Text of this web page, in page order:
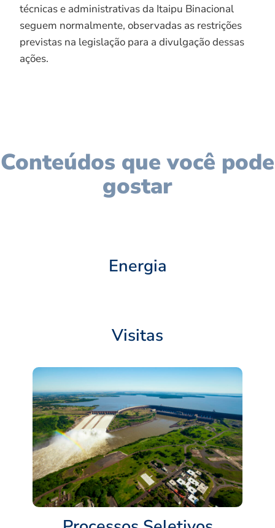
técnicas e administrativas da Itaipu Binacional
seguem normalmente, observadas as restrições
previstas na legislação para a divulgação dessas
ações.
Conteúdos que você pode
gostar
Energia
Visitas